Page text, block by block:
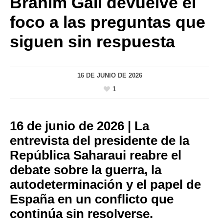
foco a las preguntas que
siguen sin respuesta
16 DE JUNIO DE 2026
1
16 de junio de 2026 | La
entrevista del presidente de la
República Saharaui reabre el
debate sobre la guerra, la
autodeterminación y el papel de
España en un conflicto que
continúa sin resolverse.